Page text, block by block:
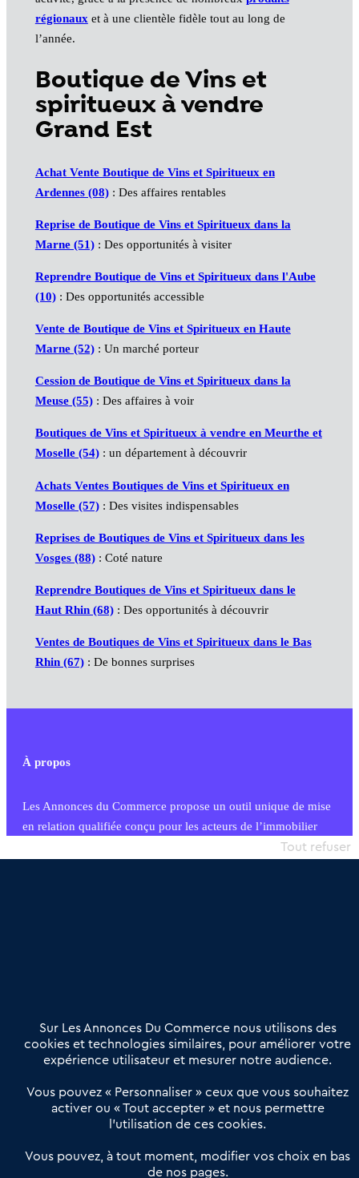
régionaux et à une clientèle fidèle tout au long de
l’année.
Boutique de Vins et
spiritueux à vendre
Grand Est
Achat Vente Boutique de Vins et Spiritueux en
Ardennes (08): Des affaires rentables
Reprise de Boutique de Vins et Spiritueux dans la
Marne (51): Des opportunités à visiter
Reprendre Boutique de Vins et Spiritueux dans l'Aube
(10): Des opportunités accessible
Vente de Boutique de Vins et Spiritueux en Haute
Marne (52): Un marché porteur
Cession de Boutique de Vins et Spiritueux dans la
Meuse (55): Des affaires à voir
Boutiques de Vins et Spiritueux à vendre en Meurthe et
Moselle (54): un département à découvrir
Achats Ventes Boutiques de Vins et Spiritueux en
Moselle (57): Des visites indispensables
Reprises de Boutiques de Vins et Spiritueux dans les
Vosges (88): Coté nature
Reprendre Boutiques de Vins et Spiritueux dans le
Haut Rhin (68): Des opportunités à découvrir
Ventes de Boutiques de Vins et Spiritueux dans le Bas
Rhin (67): De bonnes surprises
À propos
Les Annonces du Commerce propose un outil unique de mise
en relation qualifiée conçu pour les acteurs de l’immobilier
commercial et les collectivités territoriales, simple et intégrant
Offres Pro
Actualités
Qui sommes nous ?
Derniers articles
Réseau 3C : un partenaire national dédié aux transactions
Petitscommerces : Un partenariat au service du commerce de
proximité et des territoires
Sur Les Annonces Du Commerce nous utilisons des
cookies et technologies similaires, pour améliorer votre
expérience utilisateur et mesurer notre audience.
Vous pouvez « Personnaliser » ceux que vous souhaitez
activer ou « Tout accepter » et nous permettre
l’utilisation de ces cookies.
Vous pouvez, à tout moment, modifier vos choix en bas
de nos pages.
Tout refuser